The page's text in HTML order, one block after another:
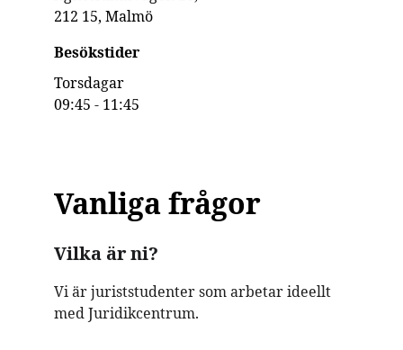
212 15, Malmö
Besökstider
Torsdagar
09:45 - 11:45
Vanliga frågor
Vilka är ni?
Vi är juriststudenter som arbetar ideellt
med Juridikcentrum.